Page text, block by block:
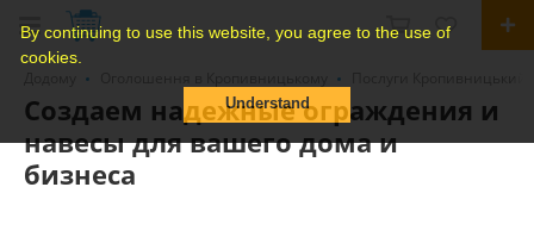
By continuing to use this website, you agree to the use of
cookies.
Understand
Создаем надежные ограждения и
навесы для вашего дома и
бизнеса